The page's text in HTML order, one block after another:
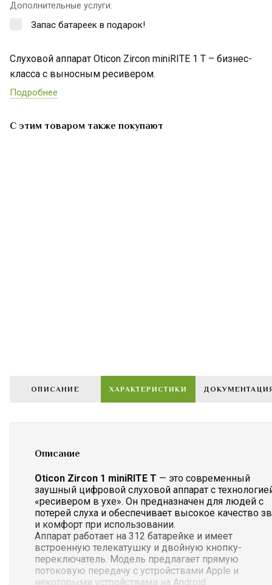
Дополнительные услуги:
Запас батареек в подарок!
Слуховой аппарат Oticon Zircon miniRITE 1 T – бизнес-
класса с выносным ресивером.
Подробнее
С этим товаром также покупают
ОПИСАНИЕ ХАРАКТЕРИСТИКИ
Описание
Oticon Zircon 1 miniRITE T — это современный
заушный цифровой слуховой аппарат с
«ресивером в ухе». Он предназначен для людей с
потерей слуха и обеспечивает высокое качество
и комфорт при использовании.
Аппарат работает на 312 батарейке и имеет
встроенную телекатушку и двойную кнопку-
переключатель. Модель предлагает прямую
потоковую передачу с устройствами Apple и
некоторыми устройствами на Android.